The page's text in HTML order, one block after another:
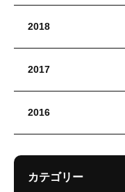
2018
2017
2016
カテゴリー